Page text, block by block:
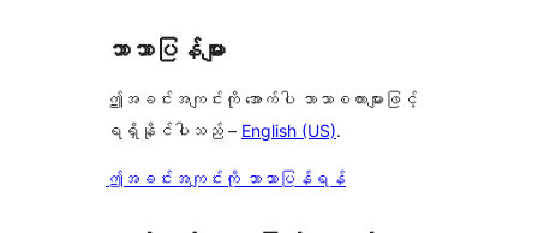
ဘာသာပြန်များ
ဤအခင်းအကျင်းကို အောက်ပါ ဘာသာစကားများဖြင့်
ရရှိနိုင်ပါသည် – English (US).
ဤအခင်းအကျင်းကို ဘာသာပြန်ရန်